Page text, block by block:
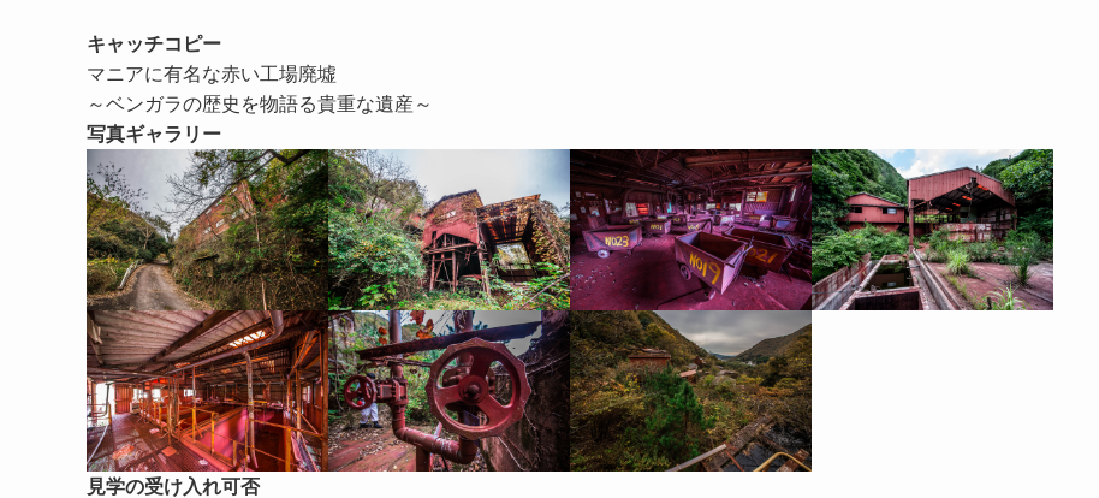
キャッチコピー
マニアに有名な赤い工場廃墟
～ベンガラの歴史を物語る貴重な遺産～
写真ギャラリー
見学の受け入れ可否